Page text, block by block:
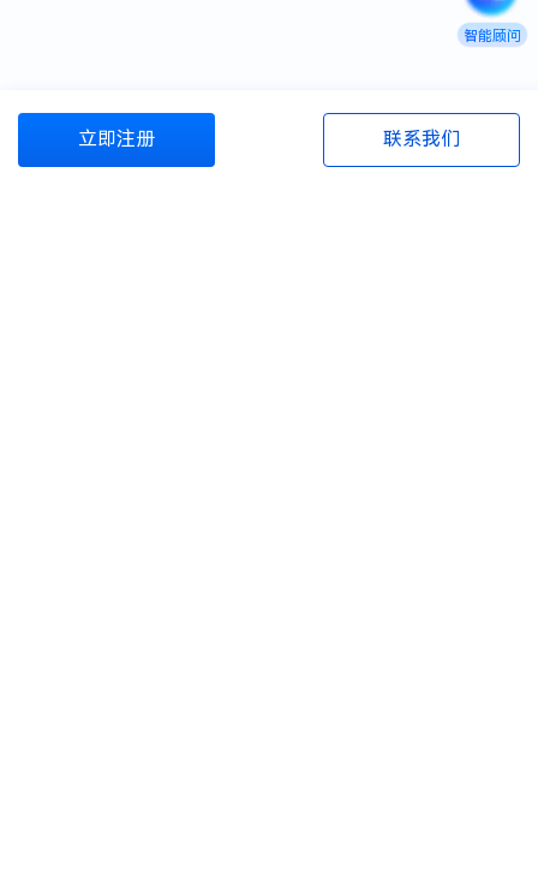
智能顾问
立即注册 联系我们